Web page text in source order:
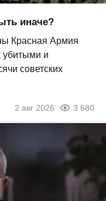
иначе?
Красная Армия
убитыми и
советских
2 авг 2026 3 680